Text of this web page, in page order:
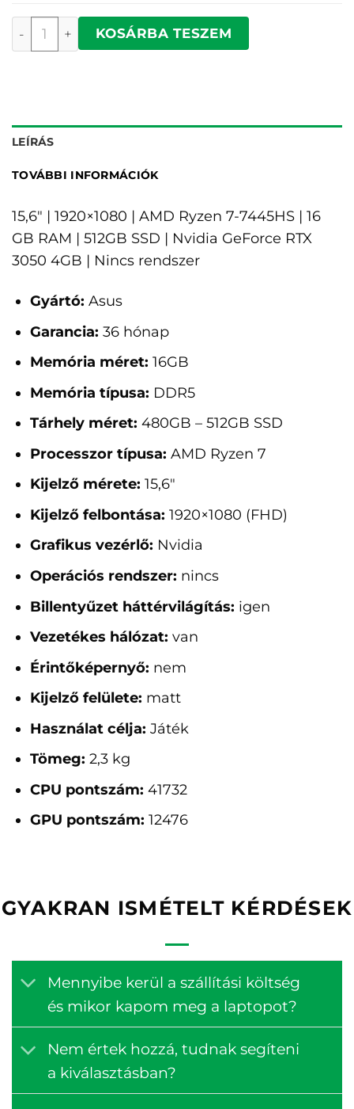
Asus FA506NCG-HN206 mennyiség
KOSÁRBA TESZEM
LEÍRÁS
TOVÁBBI INFORMÁCIÓK
15,6" | 1920×1080 | AMD Ryzen 7-7445HS | 16
GB RAM | 512GB SSD | Nvidia GeForce RTX
3050 4GB | Nincs rendszer
Gyártó: Asus
Garancia: 36 hónap
Memória méret: 16GB
Memória típusa: DDR5
Tárhely méret: 480GB – 512GB SSD
Processzor típusa: AMD Ryzen 7
Kijelző mérete: 15,6"
Kijelző felbontása: 1920×1080 (FHD)
Grafikus vezérlő: Nvidia
Operációs rendszer: nincs
Billentyűzet háttérvilágítás: igen
Vezetékes hálózat: van
Érintőképernyő: nem
Kijelző felülete: matt
Használat célja: Játék
Tömeg: 2,3 kg
CPU pontszám: 41732
GPU pontszám: 12476
GYAKRAN ISMÉTELT KÉRDÉSEK
Mennyibe kerül a szállítási költség
és mikor kapom meg a laptopot?
Nem értek hozzá, tudnak segíteni
a kiválasztásban?